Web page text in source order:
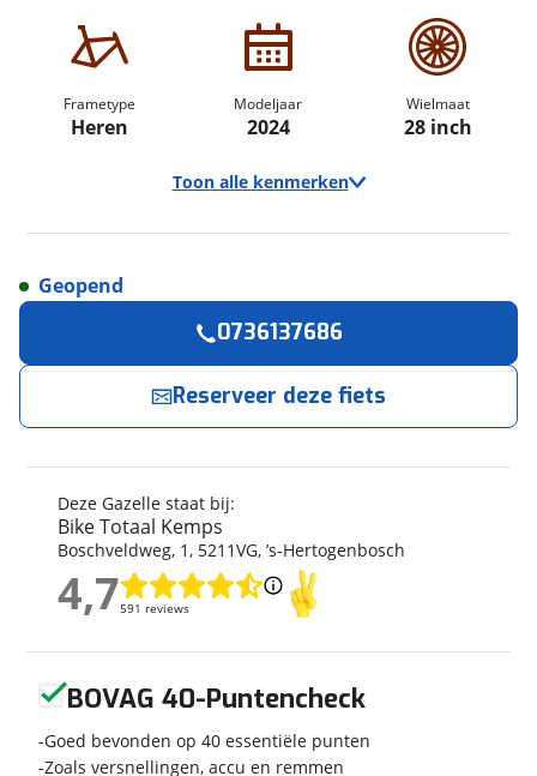
Frametype
Heren
Modeljaar
2024
Wielmaat
28 inch
Toon alle kenmerken
Chamonix S11
Modeljaar
2024
Framehoogte
Wielmaat
28 inch
Nieuw of occasion
Nieuw
Techniek
Transmissie
Naaf
Deze Gazelle staat bij:
Bike Totaal Kemps
Boschveldweg, 1, 5211VG, ’s-Hertogenbosch
4,7591 reviews
4,7
Geopend
0736137686
Reserveer deze fiets
Reserveernu!
Bike Totaal Kemps neemt snel contact met je op.
Jouw contactgegevens
E-mailadres
BOVAG 40-Puntencheck
Goed bevonden op 40 essentiële punten
Zoals versnellingen, accu en remmen